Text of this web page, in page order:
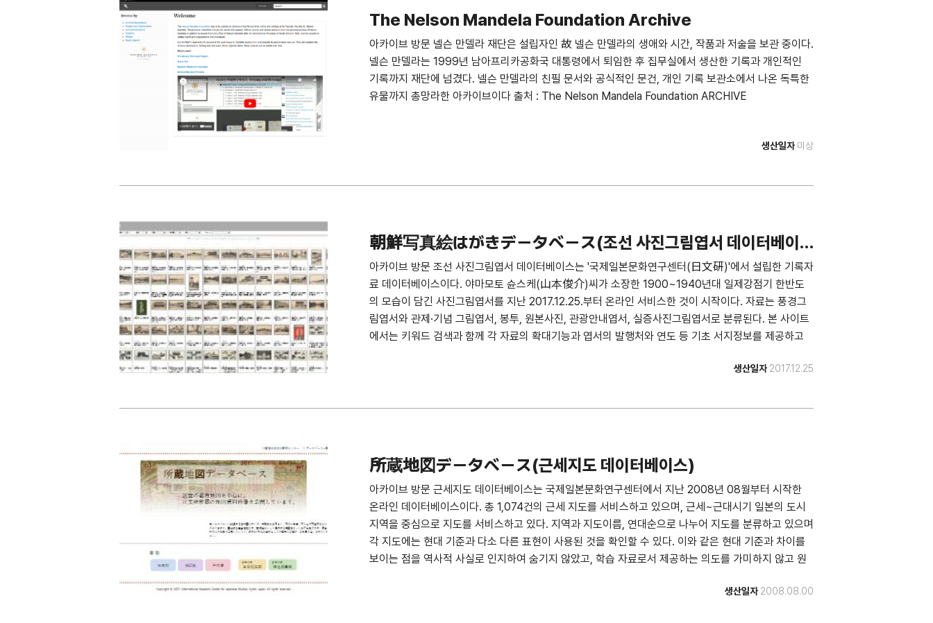
미분류
The Nelson Mandela Foundation Archive
아카이브 방문 넬슨 만델라 재단은 설립자인 故 넬슨 만델라의 생애와 시간, 작품과 저술을 보관 중이다.
넬슨 만델라는 1999년 남아프리카공화국 대통령에서 퇴임한 후 집무실에서 생산한 기록과 개인적인
기록까지 재단에 넘겼다. 넬슨 만델라의 친필 문서와 공식적인 문건, 개인 기록 보관소에서 나온 독특한
유물까지 총망라한 아카이브이다 출처 : The Nelson Mandela Foundation ARCHIVE
생산일자 미상
朝鮮写真絵はがきデータベース(조선 사진그림엽서 데이터베이
스)
아카이브 방문 조선 사진그림엽서 데이터베이스는 '국제일본문화연구센터(日文硏)'에서 설립한 기록자
료 데이터베이스이다. 야마모토 슌스케(山本俊介)씨가 소장한 1900~1940년대 일제강점기 한반도
의 모습이 담긴 사진그림엽서를 지난 2017.12.25.부터 온라인 서비스한 것이 시작이다. 자료는 풍경그
림엽서와 관제·기념 그림엽서, 봉투, 원본사진, 관광안내엽서, 실증사진그림엽서로 분류된다. 본 사이트
에서는 키워드 검색과 함께 각 자료의 확대기능과 엽서의 발행처와 연도 등 기초 서지정보를 제공하고
으로 총 8,382건이 서비스 중이며, 당대 식민지에서 사용한 역사적 사실을 그대로 나열하였음을 알린
생산일자 2017.12.25
所蔵地図データベース(근세지도 데이터베이스)
아카이브 방문 근세지도 데이터베이스는 국제일본문화연구센터에서 지난 2008년 08월부터 시작한
온라인 데이터베이스이다. 총 1,074건의 근세 지도를 서비스하고 있으며, 근세~근대시기 일본의 도시
지역을 중심으로 지도를 서비스하고 있다. 지역과 지도이름, 연대순으로 나누어 지도를 분류하고 있으며
각 지도에는 현대 기준과 다소 다른 표현이 사용된 것을 확인할 수 있다. 이와 같은 현대 기준과 차이를
보이는 점을 역사적 사실로 인지하여 숨기지 않았고, 학습 자료로서 제공하는 의도를 가미하지 않고 원
생산일자 2008.08.00